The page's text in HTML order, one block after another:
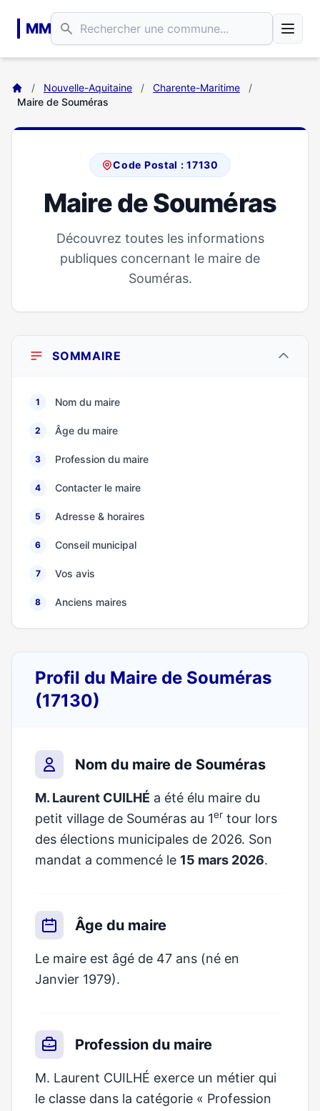
MM
/ Nouvelle-Aquitaine / Charente-Maritime
/
Maire de Souméras
Code Postal : 17130
Maire de Souméras
Découvrez toutes les informations
publiques concernant le maire de
Souméras.
SOMMAIRE
1 Nom du maire
2 Âge du maire
3 Profession du maire
4 Contacter le maire
5 Adresse & horaires
6 Conseil municipal
7 Vos avis
8 Anciens maires
Profil du Maire de Souméras
(17130)
Nom du maire de Souméras
M. Laurent CUILHÉ a été élu maire du
petit village de Souméras au 1er tour lors
des élections municipales de 2026. Son
mandat a commencé le 15 mars 2026.
Âge du maire
Le maire est âgé de 47 ans (né en
Janvier 1979).
Profession du maire
M. Laurent CUILHÉ exerce un métier qui
le classe dans la catégorie « Profession